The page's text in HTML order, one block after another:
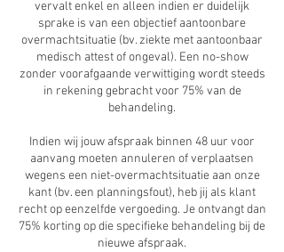
vervalt enkel en alleen indien er duidelijk
sprake is van een objectief aantoonbare
overmachtsituatie (bv. ziekte met aantoonbaar
medisch attest of ongeval). Een no-show
zonder voorafgaande verwittiging wordt steeds
in rekening gebracht voor 75% van de
behandeling.
Indien wij jouw afspraak binnen 48 uur voor
aanvang moeten annuleren of verplaatsen
wegens een niet-overmachtsituatie aan onze
kant (bv. een planningsfout), heb jij als klant
recht op eenzelfde vergoeding. Je ontvangt dan
75% korting op die specifieke behandeling bij de
nieuwe afspraak.